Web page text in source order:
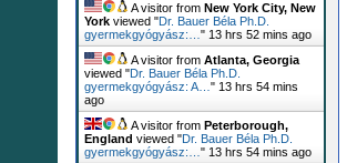
A visitor from New York City, New
York viewed "Dr. Bauer Béla Ph.D.
gyermekgyógyász:… " 13 hrs 52 mins ago
A visitor from Atlanta, Georgia
viewed "Dr. Bauer Béla Ph.D.
gyermekgyógyász: A… " 13 hrs 54 mins
ago
A visitor from Peterborough,
England viewed "Dr. Bauer Béla Ph.D.
gyermekgyógyász:… " 13 hrs 55 mins ago